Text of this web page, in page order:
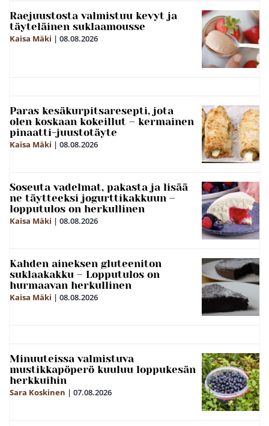
Raejuustosta valmistuu kevyt ja
täyteläinen suklaamousse
Kaisa Mäki | 08.08.2026
Paras kesäkurpitsaresepti, jota
olen koskaan kokeillut – kermainen
pinaatti-juustotäyte
Kaisa Mäki | 08.08.2026
Soseuta vadelmat, pakasta ja lisää
ne täytteeksi jogurttikakkuun –
lopputulos on herkullinen
Kaisa Mäki | 08.08.2026
Kahden aineksen gluteeniton
suklaakakku – Lopputulos on
hurmaavan herkullinen
Kaisa Mäki | 08.08.2026
Minuuteissa valmistuva
mustikkapöperö kuuluu loppukesän
herkkuihin
Sara Koskinen | 07.08.2026